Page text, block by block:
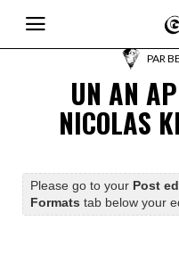
PAR
UN AN
NICOLAS
Please go to your Post
Formats tab below your